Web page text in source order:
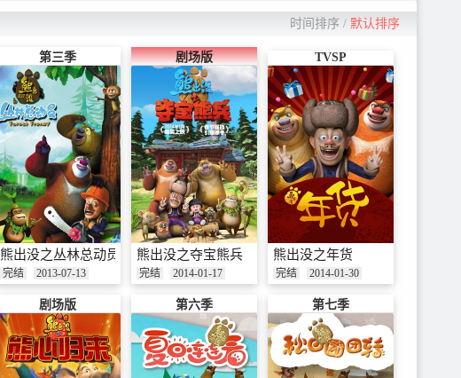
时间排序/ 默认排序
第三季
熊出没之丛林总动员
完结 2013-07-13
剧场版
熊出没之夺宝熊兵
完结 2014-01-17
TVSP
熊出没之年货
完结 2014-01-30
剧场版 第六季 第七季